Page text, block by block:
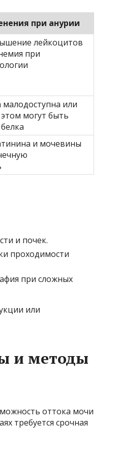
при анурии
лейкоцитов
при
или
могут быть
и мочевины
и почек.
проходимости
при сложных
или
и методы
оттока мочи
требуется срочная